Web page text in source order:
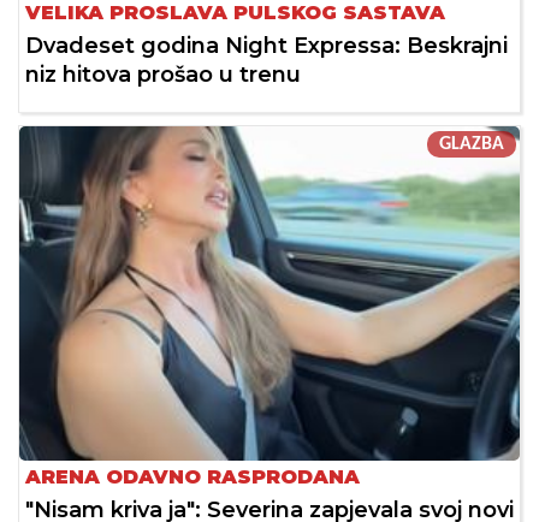
VELIKA PROSLAVA PULSKOG SASTAVA
Dvadeset godina Night Expressa: Beskrajni
niz hitova prošao u trenu
GLAZBA
ARENA ODAVNO RASPRODANA
"Nisam kriva ja": Severina zapjevala svoj novi